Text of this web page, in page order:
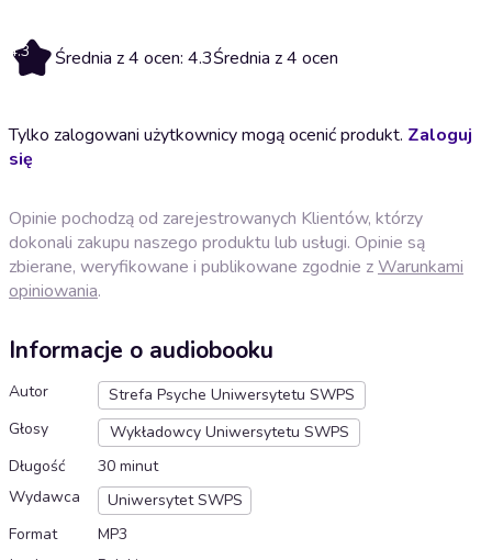
4.3 Średnia z 4 ocen: 4.3Średnia z 4 ocen
Tylko zalogowani użytkownicy mogą ocenić produkt. Zaloguj
się
Opinie pochodzą od zarejestrowanych Klientów, którzy
dokonali zakupu naszego produktu lub usługi. Opinie są
zbierane, weryfikowane i publikowane zgodnie zWarunkami
opiniowania.
Informacje o audiobooku
Autor
Strefa Psyche Uniwersytetu SWPS
Głosy
Wykładowcy Uniwersytetu SWPS
Długość
30 minut
Wydawca
Uniwersytet SWPS
Format
MP3